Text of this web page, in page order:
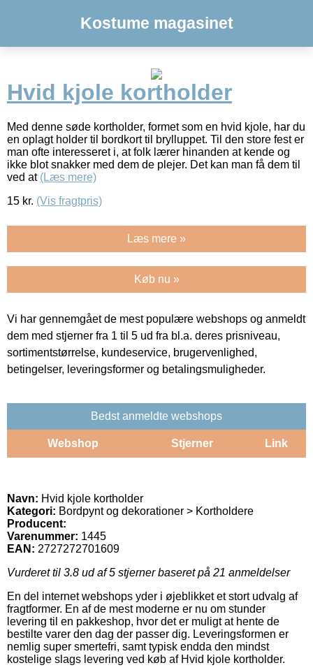
Kostume magasinet
Hvid kjole kortholder
Med denne søde kortholder, formet som en hvid kjole, har du
en oplagt holder til bordkort til brylluppet. Til den store fest er
man ofte interesseret i, at folk lærer hinanden at kende og
ikke blot snakker med dem de plejer. Det kan man få dem til
ved at (Læs mere)
15 kr. (Vis fragtpris)
Læs mere »
Køb nu »
Vi har gennemgået de mest populære webshops og anmeldt
dem med stjerner fra 1 til 5 ud fra bl.a. deres prisniveau,
sortimentstørrelse, kundeservice, brugervenlighed,
betingelser, leveringsformer og betalingsmuligheder.
Bedst anmeldte webshops
Webshop Stjerner Link
Navn: Hvid kjole kortholder
Kategori: Bordpynt og dekorationer > Kortholdere
Producent:
Varenummer: 1445
EAN: 2727272701609
Vurderet til 3.8 ud af 5 stjerner baseret på 21 anmeldelser
En del internet webshops yder i øjeblikket et stort udvalg af
fragtformer. En af de mest moderne er nu om stunder
levering til en pakkeshop, hvor det er muligt at hente de
bestilte varer den dag der passer dig. Leveringsformen er
nemlig super smertefri, samt typisk endda den mindst
kostelige slags levering ved køb af Hvid kjole kortholder.